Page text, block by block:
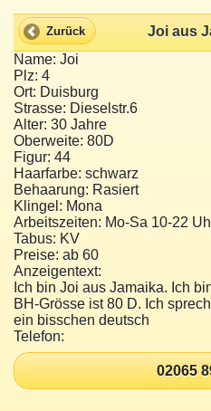
Zurück
Joi aus
Name: Joi
Plz: 4
Ort: Duisburg
Strasse: Dieselstr.6
Alter: 30 Jahre
Oberweite: 80D
Figur: 44
Haarfarbe: schwarz
Behaarung: Rasiert
Klingel: Mona
Arbeitszeiten: Mo-Sa 10-22
Tabus: KV
Preise: ab 60
Anzeigentext:
Ich bin Joi aus Jamaika. Ich
BH-Grösse ist 80 D. Ich
ein bisschen deutsch
Telefon:
02065